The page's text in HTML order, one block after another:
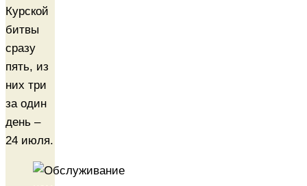
Курской
битвы
сразу
пять, из
них три
за один
день –
24 июля.